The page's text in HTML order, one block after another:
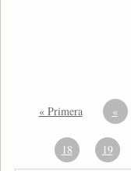
« Primera «
18 19